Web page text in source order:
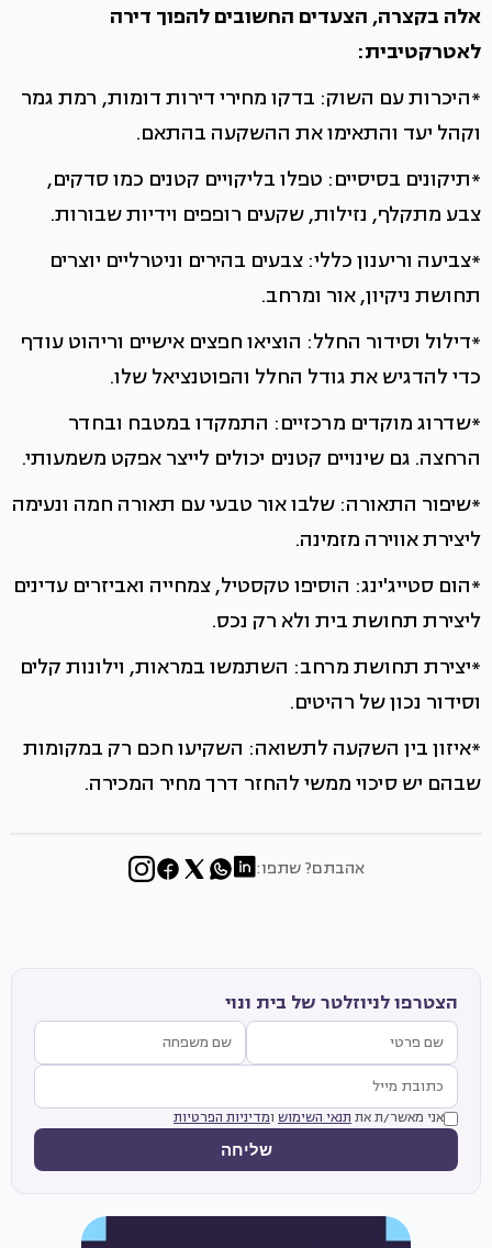
אלה בקצרה, הצעדים החשובים להפוך דירה
לאטרקטיבית:
*היכרות עם השוק: בדקו מחירי דירות דומות, רמת גמר
וקהל יעד והתאימו את ההשקעה בהתאם.
*תיקונים בסיסיים: טפלו בליקויים קטנים כמו סדקים,
צבע מתקלף, נזילות, שקעים רופפים וידיות שבורות.
*צביעה וריענון כללי: צבעים בהירים וניטרליים יוצרים
תחושת ניקיון, אור ומרחב.
*דילול וסידור החלל: הוציאו חפצים אישיים וריהוט עודף
כדי להדגיש את גודל החלל והפוטנציאל שלו.
*שדרוג מוקדים מרכזיים: התמקדו במטבח ובחדר
הרחצה. גם שינויים קטנים יכולים לייצר אפקט משמעותי.
*שיפור התאורה: שלבו אור טבעי עם תאורה חמה ונעימה
ליצירת אווירה מזמינה.
*הום סטייג'ינג: הוסיפו טקסטיל, צמחייה ואביזרים עדינים
ליצירת תחושת בית ולא רק נכס.
*יצירת תחושת מרחב: השתמשו במראות, וילונות קלים
וסידור נכון של רהיטים.
*איזון בין השקעה לתשואה: השקיעו חכם רק במקומות
שבהם יש סיכוי ממשי להחזר דרך מחיר המכירה.
אהבתם? שתפו:
הצטרפו לניוזלטר של בית ונוי
אני מאשר/ת את תנאי השימוש ומדיניות הפרטיות
שליחה